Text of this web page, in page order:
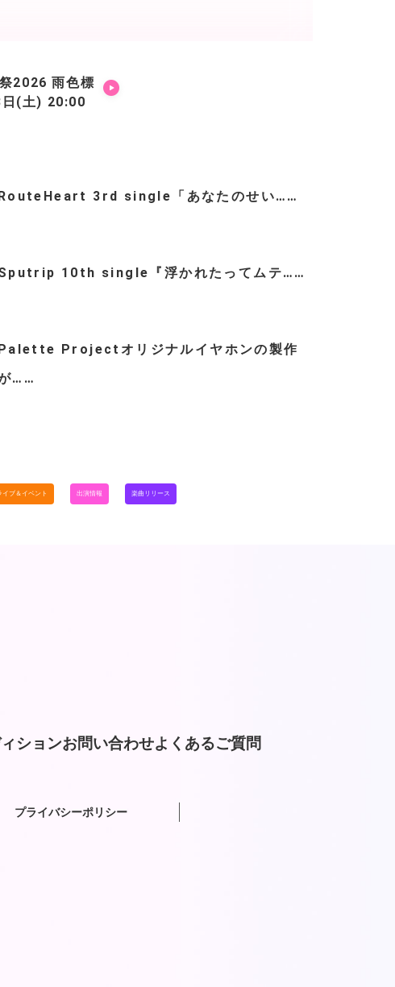
2026 雨色標
(土) 20:00
3rd single「あなたのせい……
10th single『浮かれたってムテ……
Projectオリジナルイヤホンの製作
……
イブ＆イベント 出演情報 楽曲リリース
ションお問い合わせよくあるご質問
プライバシーポリシー